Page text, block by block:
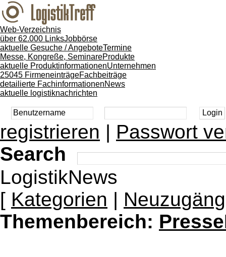
Web-Verzeichnis
über 62.000 LinksJobbörse
aktuelle Gesuche / AngeboteTermine
Messe, Kongreße, SeminareProdukte
aktuelle ProduktinformationenUnternehmen
25045 FirmeneinträgeFachbeiträge
detailierte FachinformationenNews
aktuelle logistiknachrichten
registrieren | Passwort
Search
LogistikNews
[ Kategorien |
Themenbereich: